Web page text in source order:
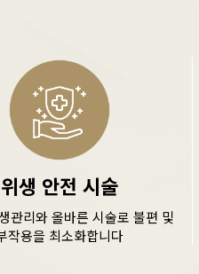
위생 안전 시술
관리와 올바른 시술로 불편 및
작용을 최소화합니다